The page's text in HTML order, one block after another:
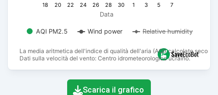
La media aritmetica dell'indice di qualità dell'aria (AQI) calcolato
Dati sulla velocità del vento: Centro idrometeorologico ucraino.
Data
AQI PM2.5 Wind power Relative humidity
18 20 22 24 26 28 30 1 3 5 7
End of interactive chart.
Scarica il grafico